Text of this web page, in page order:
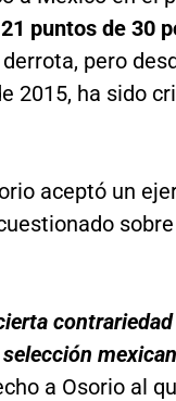
21 puntos de 30
pero
2015, ha sido
aceptó un
a Osorio al